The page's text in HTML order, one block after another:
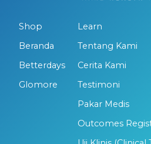
Shop
Beranda
Betterdays
Glomore
Learn
Tentang Kami
Cerita Kami
Testimoni
Pakar Medis
Outcomes